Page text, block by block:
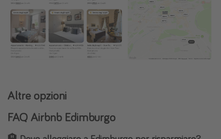
Altre opzioni
FAQ Airbnb Edimburgo